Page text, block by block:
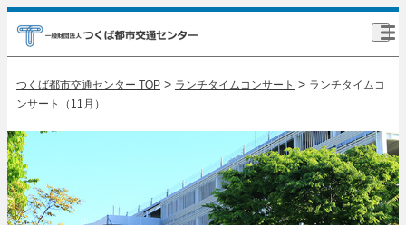
つくば都市交通センター TOP > ランチタイムコンサート > ランチタイムコ
ンサート（11月）